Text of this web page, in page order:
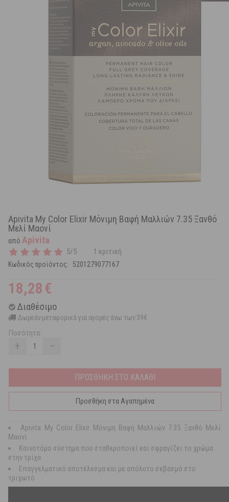
Apivita My Color Elixir Μόνιμη Βαφή Μαλλιών 7.35 Ξανθό
Μελί Μαονί
από Apivita
5/5 1 κριτική
Κωδικός προϊόντος: 5201279077167
18,28€
Διαθέσιμο
Δωρεάν μεταφορικά για αγορές άνω των 39€
Ποσότητα:
+ −
ΠΡΟΣΘΗΚΗ ΣΤΟ ΚΑΛΑΘΙ
Προσθήκη στα Αγαπημένα
Apivita My Color Elixir Μόνιμη Βαφή Μαλλιών 7.35 Ξανθό Μελί
Μαονί
Καινοτόμο σύστημα που σταθεροποιεί και σφραγίζει το χρώμα
στην τρίχα
Επαγγελματικό αποτέλεσμα και με απόλυτο σεβασμό στο
τριχωτό